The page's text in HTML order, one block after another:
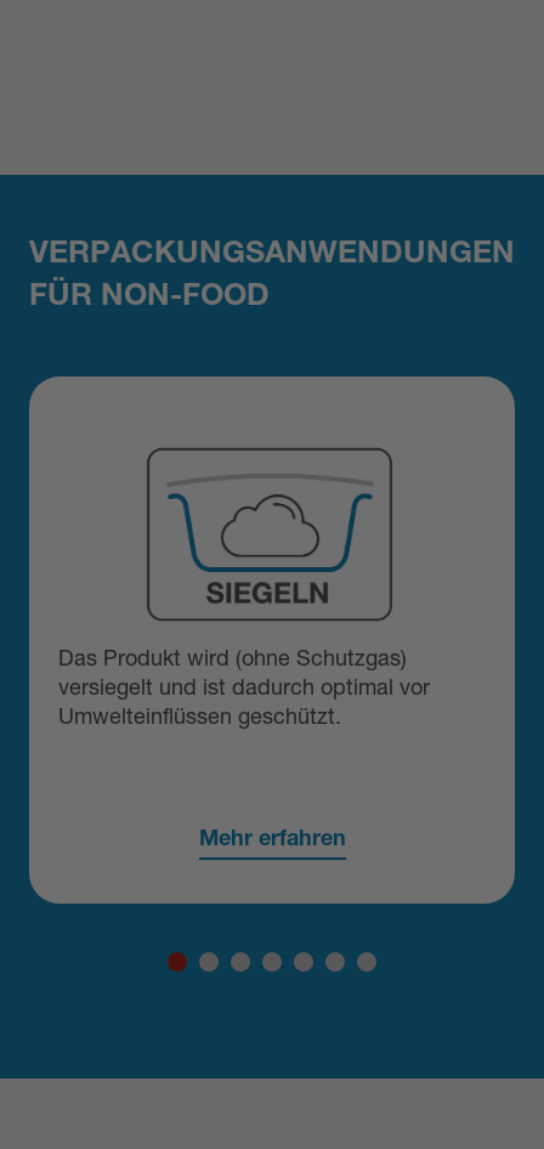
VERPACKUNGSANWENDUNGEN
FÜR NON-FOOD
Das Produkt wird (ohne Schutzgas)
versiegelt und ist dadurch optimal vor
Umwelteinflüssen geschützt.
Mehr erfahren